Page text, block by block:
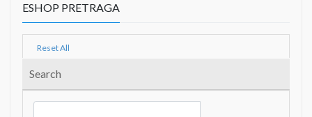
ESHOP PRETRAGA
Reset All
Search